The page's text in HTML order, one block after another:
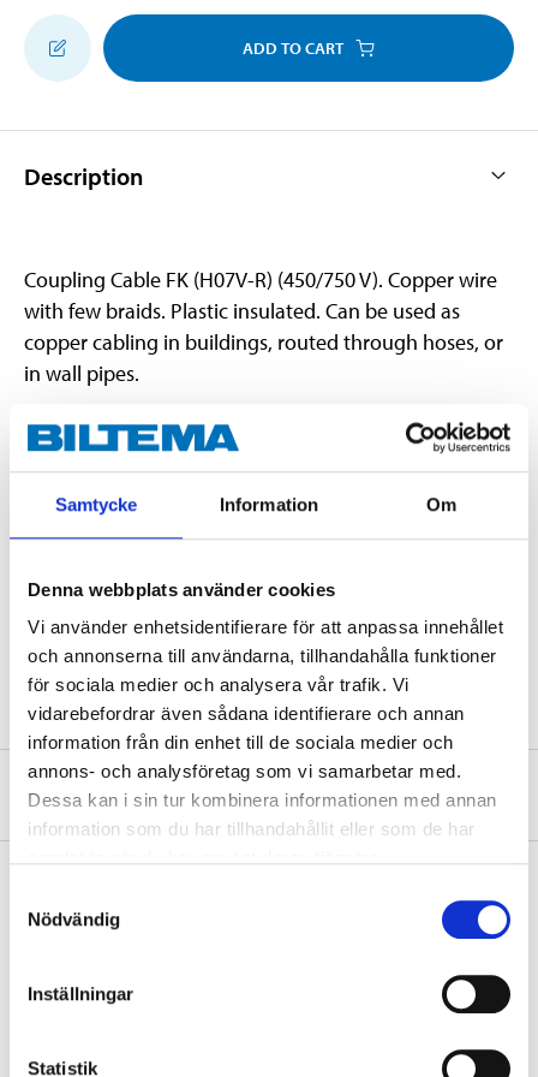
Samtycke Information Om
Denna webbplats använder cookies
Vi använder enhetsidentifierare för att anpassa innehållet
och annonserna till användarna, tillhandahålla funktioner
för sociala medier och analysera vår trafik. Vi
vidarebefordrar även sådana identifierare och annan
information från din enhet till de sociala medier och
annons- och analysföretag som vi samarbetar med.
Dessa kan i sin tur kombinera informationen med annan
information som du har tillhandahållit eller som de har
Nödvändig
Inställningar
Statistik
ADD TO CART
Description
Coupling Cable FK (H07V-R) (450/750 V). Copper wire
with few braids. Plastic insulated. Can be used as
copper cabling in buildings, routed through hoses, or
in wall pipes.
Technical specifications
Cable type
FK
Length
100 m
Colour
Blue
About the manufacturer
Pay & Collect in your local store within 2 hours! For more information